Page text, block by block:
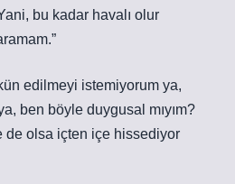
bu kadar havalı olur
edilmeyi istemiyorum ya,
ben böyle duygusal mıyım?
de olsa içten içe hissediyor